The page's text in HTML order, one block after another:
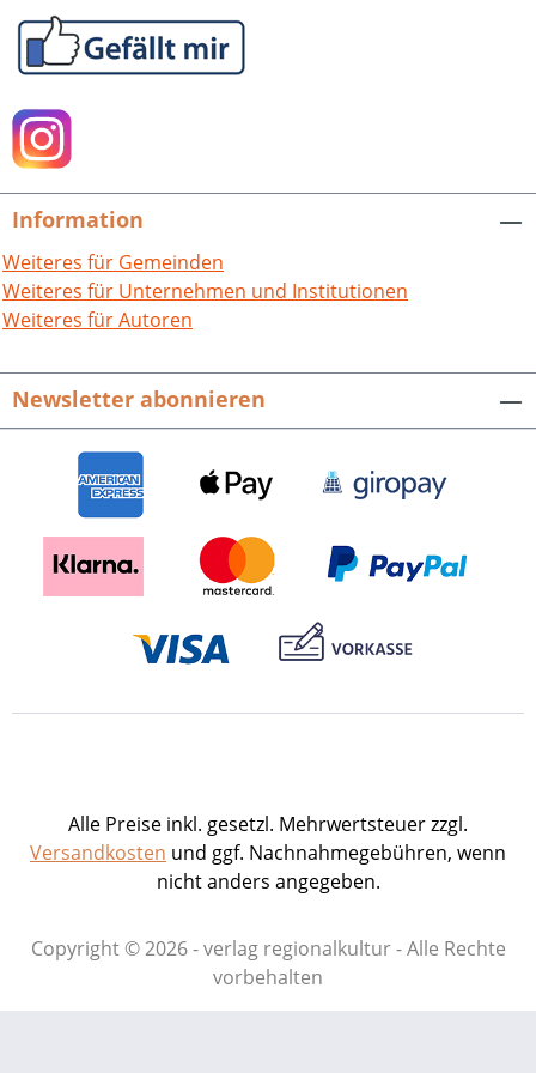
Information
Weiteres für Gemeinden
Weiteres für Unternehmen und Institutionen
Weiteres für Autoren
Newsletter abonnieren
Alle Preise inkl. gesetzl. Mehrwertsteuer zzgl.
Versandkosten und ggf. Nachnahmegebühren, wenn
nicht anders angegeben.
Copyright © 2026 - verlag regionalkultur - Alle Rechte
vorbehalten